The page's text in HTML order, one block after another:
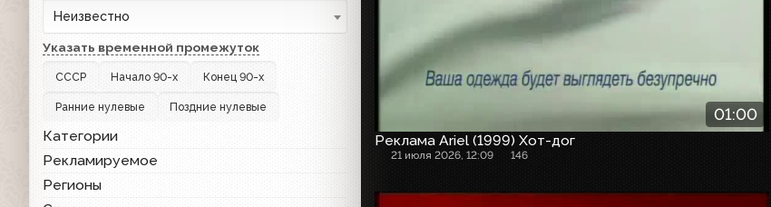
Неизвестно
Указать временной промежуток
СССР Начало 90-х Конец 90-х
Ранние нулевые Поздние нулевые
Категории
Рекламируемое
Регионы
01:00
Реклама Ariel (1999) Хот-дог
21 июля 2026, 12:09 146